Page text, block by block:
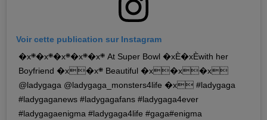
Voir cette publication sur Instagram
�x܍�x܍�x܍�x܍�x܍ At Super Bowl �xÈ�xÈwith her
Boyfriend �x�x܍ Beautiful �x�x�x
@ladygaga @ladygaga_monsters4life �x #ladygaga
#ladygaganews #ladygagafans #ladygaga4ever
#ladygagaenigma #ladygaga4life #gaga#enigma